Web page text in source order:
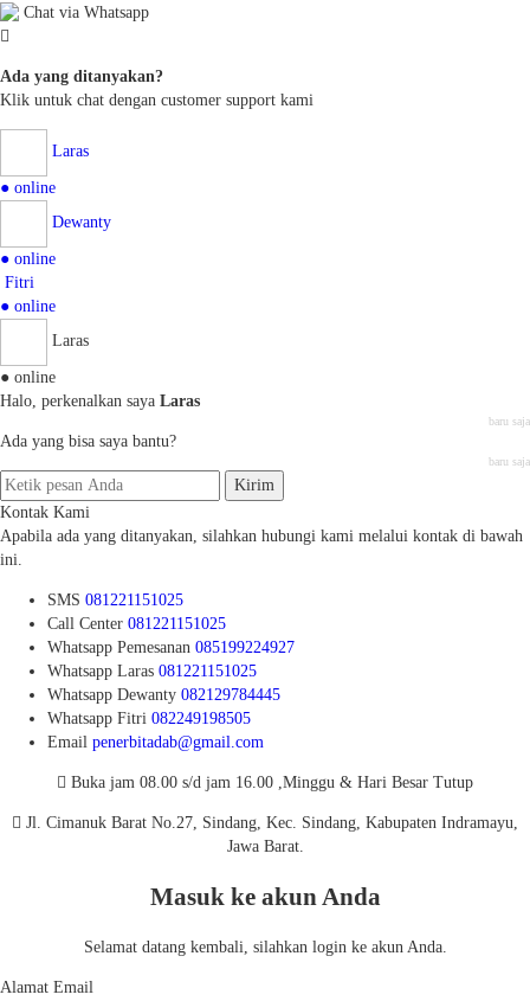
Chat via Whatsapp
Ada yang ditanyakan?
Klik untuk chat dengan customer support kami
Laras
● online
Dewanty
● online
Fitri
● online
Laras
● online
Halo, perkenalkan saya Laras
baru saja
Ada yang bisa saya bantu?
baru saja
Kirim
Kontak Kami
Apabila ada yang ditanyakan, silahkan hubungi kami melalui kontak di bawah
ini.
SMS 081221151025
Call Center 081221151025
Whatsapp Pemesanan 085199224927
Whatsapp Laras 081221151025
Whatsapp Dewanty 082129784445
Whatsapp Fitri 082249198505
Email penerbitadab@gmail.com
Buka jam 08.00 s/d jam 16.00 ,Minggu & Hari Besar Tutup
Jl. Cimanuk Barat No.27, Sindang, Kec. Sindang, Kabupaten Indramayu,
Jawa Barat.
Masuk ke akun Anda
Selamat datang kembali, silahkan login ke akun Anda.
Alamat Email